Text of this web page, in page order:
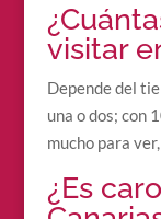
visitar
Depende del
una o dos; con
mucho para
¿Es